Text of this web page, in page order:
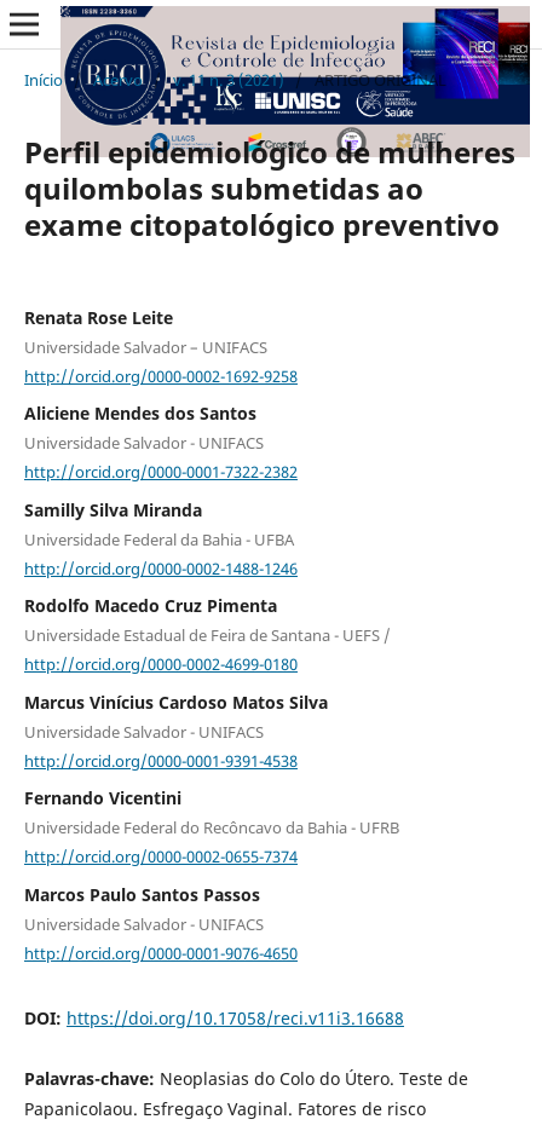
Início / Acervo / v. 11 n. 3 (2021) / ARTIGO ORIGINAL
Perfil epidemiológico de mulheres
quilombolas submetidas ao
exame citopatológico preventivo
Renata Rose Leite
Universidade Salvador – UNIFACS
http://orcid.org/0000-0002-1692-9258
Aliciene Mendes dos Santos
Universidade Salvador - UNIFACS
http://orcid.org/0000-0001-7322-2382
Samilly Silva Miranda
Universidade Federal da Bahia - UFBA
http://orcid.org/0000-0002-1488-1246
Rodolfo Macedo Cruz Pimenta
Universidade Estadual de Feira de Santana - UEFS /
http://orcid.org/0000-0002-4699-0180
Marcus Vinícius Cardoso Matos Silva
Universidade Salvador - UNIFACS
http://orcid.org/0000-0001-9391-4538
Fernando Vicentini
Universidade Federal do Recôncavo da Bahia - UFRB
http://orcid.org/0000-0002-0655-7374
Marcos Paulo Santos Passos
Universidade Salvador - UNIFACS
http://orcid.org/0000-0001-9076-4650
DOI: https://doi.org/10.17058/reci.v11i3.16688
Palavras-chave: Neoplasias do Colo do Útero. Teste de
Papanicolaou. Esfregaço Vaginal. Fatores de risco